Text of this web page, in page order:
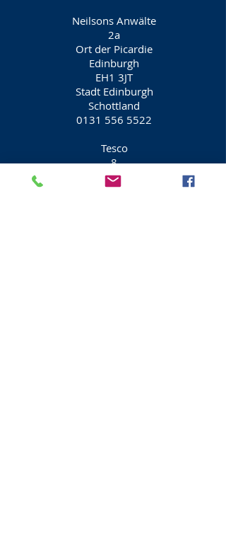
Neilsons Anwälte
2a
Ort der Picardie
Edinburgh
EH1 3JT
Stadt Edinburgh
Schottland
0131 556 5522
Tesco
8
Ort der Picardie
Edinburgh